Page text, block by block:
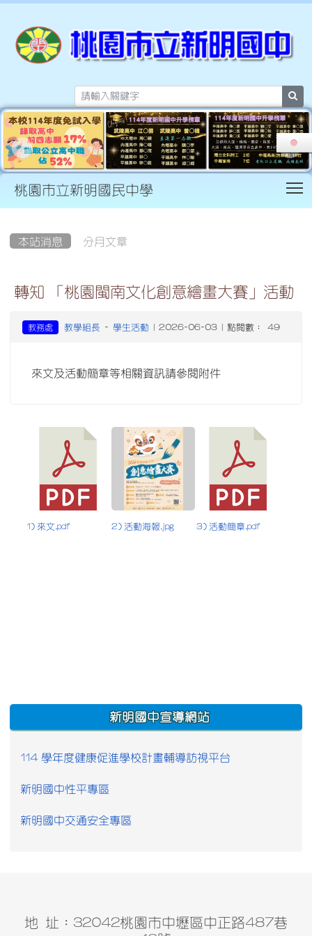
桃園市立新明國民中學
本站消息 分月文章
轉知 「桃園閩南文化創意繪畫大賽」活動
教務處 教學組長 - 學生活動 | 2026-06-03 | 點閱數： 49
來文及活動簡章等相關資訊請參閱附件
1) 來文.pdf 2) 活動海報.jpg 3) 活動簡章.pdf
:::
新明國中宣導網站
114 學年度健康促進學校計畫輔導訪視平台
新明國中性平專區
新明國中交通安全專區
地 址：32042桃園市中壢區中正路487巷